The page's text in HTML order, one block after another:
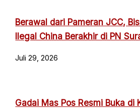
Berawal dari Pameran JCC,
Ilegal China Berakhir di PN
Juli 29, 2026
Gadai Mas Pos Resmi Buka di